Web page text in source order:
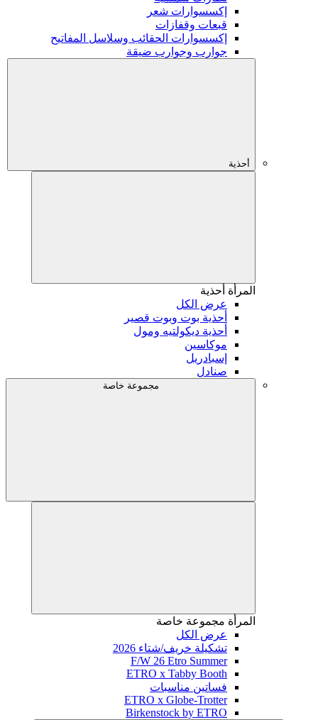
إكسسوارات شعر
قبعات وقفازات
إكسسوارات الحقائب وسلاسل المفاتيح
جوارب وجوارب ضيقة
أحذية
المرأة أحذية
عرض الكل
أحذية بوت وبوت قصير
أحذية ديكولتيه ومول
موكاسين
إسبادريل
صنادل
مجموعة خاصة
المرأة مجموعة خاصة
عرض الكل
تشكيلة خريف/شتاء 2026
F/W 26 Etro Summer
ETRO x Tabby Booth
فساتين مناسبات
ETRO x Globe-Trotter
Birkenstock by ETRO